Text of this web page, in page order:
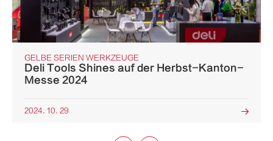
GELBE SERIEN WERKZEUGE
Deli Tools Shines auf der Herbst-Kanton-
Messe 2024
2024. 10. 29 